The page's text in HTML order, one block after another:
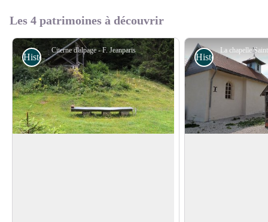
Les 4 patrimoines à découvrir
Citerne d'alpage - F. Jeanparis
Histoire et Patrimoine Histoire et